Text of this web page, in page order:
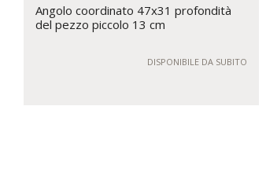
Angolo coordinato 47x31 profondità
del pezzo piccolo 13 cm
DISPONIBILE DA SUBITO